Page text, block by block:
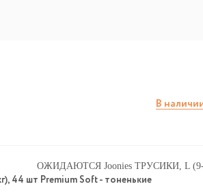
В
шт Premium Soft - тоненькие